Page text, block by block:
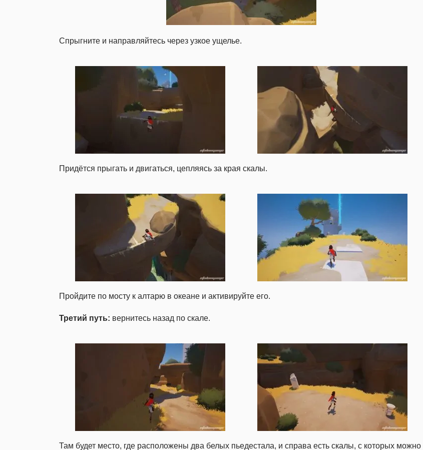
Спрыгните и направляйтесь через узкое ущелье.
Придётся прыгать и двигаться, цепляясь за края скалы.
Пройдите по мосту к алтарю в океане и активируйте его.
Третий путь: вернитесь назад по скале.
Там будет место, где расположены два белых пьедестала, и справа есть скалы, с которых можно